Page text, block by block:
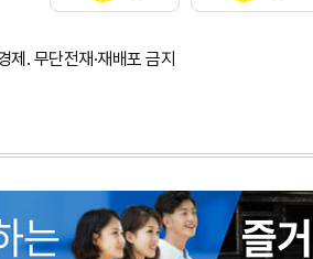
. 무단전재·재배포 금지